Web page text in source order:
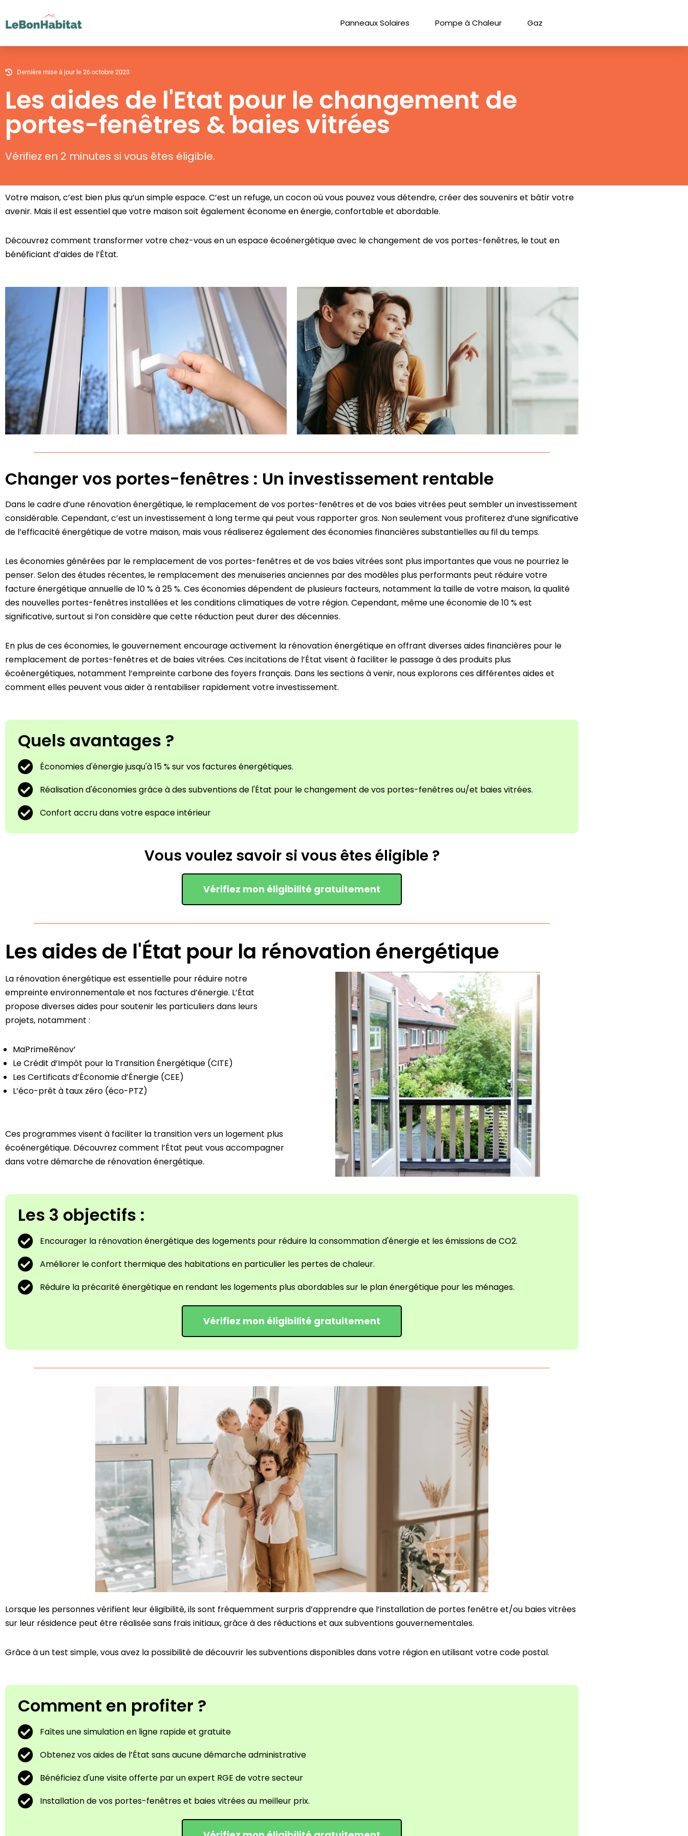
Aller
Panneaux Solaires Pompe à Chaleur Gaz
Dernière mise à jour le 26 octobre 2023
Les aides de l'Etat pour le changement de
portes-fenêtres & baies vitrées
Vérifiez en 2 minutes si vous êtes éligible.
Votre maison, c’est bien plus qu’un simple espace. C’est un refuge, un cocon où vous pouvez vous détendre, créer des souvenirs et bâtir votre
avenir. Mais il est essentiel que votre maison soit également économe en énergie, confortable et abordable.
Découvrez comment transformer votre chez-vous en un espace écoénergétique avec le changement de vos portes-fenêtres, le tout en
bénéficiant d’aides de l’État.
Changer vos portes-fenêtres : Un investissement rentable
Dans le cadre d’une rénovation énergétique, le remplacement de vos portes-fenêtres et de vos baies vitrées peut sembler un investissement
considérable. Cependant, c’est un investissement à long terme qui peut vous rapporter gros. Non seulement vous profiterez d’une significative
de l’efficacité énergétique de votre maison, mais vous réaliserez également des économies financières substantielles au fil du temps.
Les économies générées par le remplacement de vos portes-fenêtres et de vos baies vitrées sont plus importantes que vous ne pourriez le
penser. Selon des études récentes, le remplacement des menuiseries anciennes par des modèles plus performants peut réduire votre
facture énergétique annuelle de 10 % à 25 %. Ces économies dépendent de plusieurs facteurs, notamment la taille de votre maison, la qualité
des nouvelles portes-fenêtres installées et les conditions climatiques de votre région. Cependant, même une économie de 10 % est
significative, surtout si l’on considère que cette réduction peut durer des décennies.
En plus de ces économies, le gouvernement encourage activement la rénovation énergétique en offrant diverses aides financières pour le
remplacement de portes-fenêtres et de baies vitrées. Ces incitations de l’État visent à faciliter le passage à des produits plus
écoénergétiques, notamment l’empreinte carbone des foyers français. Dans les sections à venir, nous explorons ces différentes aides et
comment elles peuvent vous aider à rentabiliser rapidement votre investissement.
Quels avantages ?
Économies d'énergie jusqu'à 15 % sur vos factures énergétiques.
Réalisation d'économies grâce à des subventions de l'État pour le changement de vos portes-fenêtres ou/et baies vitrées.
Confort accru dans votre espace intérieur
Vous voulez savoir si vous êtes éligible ?
Vérifiez mon éligibilité gratuitement
Les aides de l'État pour la rénovation énergétique
La rénovation énergétique est essentielle pour réduire notre
empreinte environnementale et nos factures d’énergie. L’État
propose diverses aides pour soutenir les particuliers dans leurs
projets, notamment :
MaPrimeRénov’
Le Crédit d’Impôt pour la Transition Énergétique (CITE)
Les Certificats d’Économie d’Énergie (CEE)
L’éco-prêt à taux zéro (éco-PTZ)
Ces programmes visent à faciliter la transition vers un logement plus
écoénergétique. Découvrez comment l’État peut vous accompagner
dans votre démarche de rénovation énergétique.
Les 3 objectifs :
Encourager la rénovation énergétique des logements pour réduire la consommation d'énergie et les émissions de CO2.
Améliorer le confort thermique des habitations en particulier les pertes de chaleur.
Réduire la précarité énergétique en rendant les logements plus abordables sur le plan énergétique pour les ménages.
Vérifiez mon éligibilité gratuitement
Lorsque les personnes vérifient leur éligibilité, ils sont fréquemment surpris d’apprendre que l’installation de portes fenêtre et/ou baies vitrées
sur leur résidence peut être réalisée sans frais initiaux, grâce à des réductions et aux subventions gouvernementales.
Grâce à un test simple, vous avez la possibilité de découvrir les subventions disponibles dans votre région en utilisant votre code postal.
Comment en profiter ?
Faîtes une simulation en ligne rapide et gratuite
Obtenez vos aides de l’État sans aucune démarche administrative
Bénéficiez d'une visite offerte par un expert RGE de votre secteur​
Installation de vos portes-fenêtres et baies vitrées au meilleur prix.